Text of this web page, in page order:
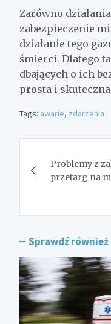
Zarówno
zabezpieczenie
działanie tego
śmierci. Dlatego
dbających o ich
prosta i
Tags: awarie, zdarzenia
wpisu
Problemy z
przetarg na
Sprawdź również